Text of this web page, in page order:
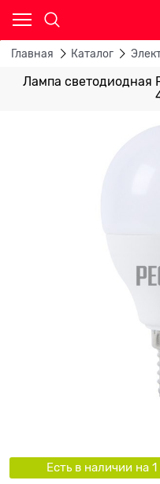
Главная Каталог
Лампа светодиодная
Есть в наличии на